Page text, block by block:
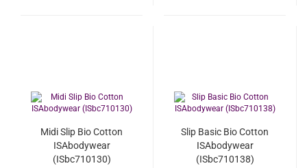
Midi Slip Bio Cotton
ISAbodywear
(ISbc710130)
Slip Basic Bio Cotton
ISAbodywear
(ISbc710138)